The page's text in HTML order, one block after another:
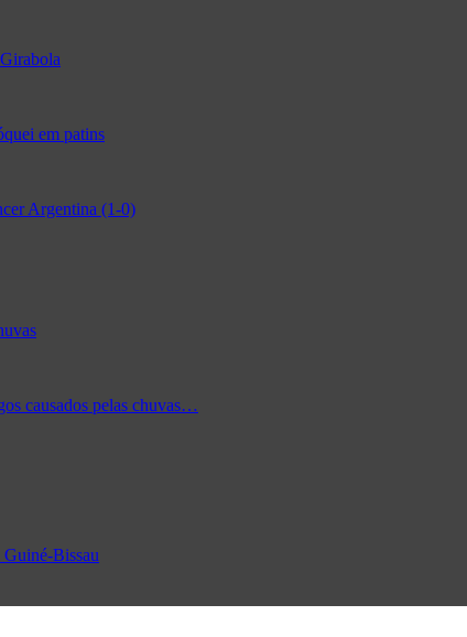
em patins
Argentina (1-0)
causados pelas chuvas…
Guiné-Bissau